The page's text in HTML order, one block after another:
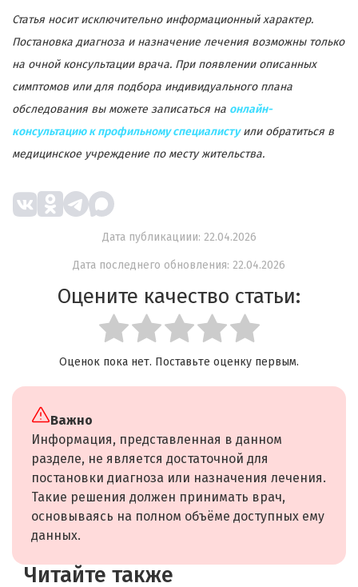
Статья носит исключительно информационный характер.
Постановка диагноза и назначение лечения возможны только
на очной консультации врача. При появлении описанных
симптомов или для подбора индивидуального плана
обследования вы можете записаться на онлайн-
консультацию к профильному специалистуили обратиться в
медицинское учреждение по месту жительства.
Дата публикациии: 22.04.2026
Дата последнего обновления: 22.04.2026
Оцените качество статьи:
Оценок пока нет. Поставьте оценку первым.
Важно
Информация, представленная в данном
разделе, не является достаточной для
постановки диагноза или назначения лечения.
Такие решения должен принимать врач,
основываясь на полном объёме доступных ему
данных.
Читайте также